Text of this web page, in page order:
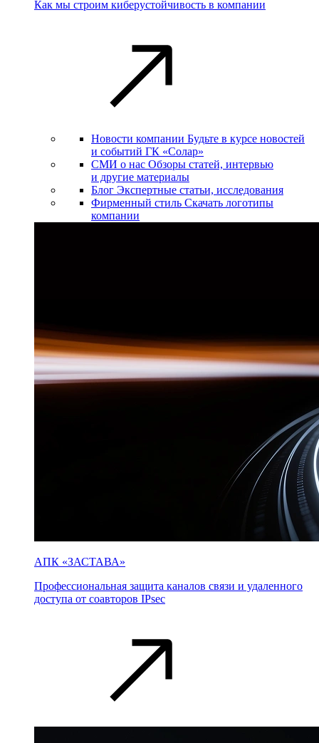
Как мы строим киберустойчивость в компании
Новости компании Будьте в курсе новостей
и событий ГК «Солар»
СМИ о нас Обзоры статей, интервью
и другие материалы
Блог Экспертные статьи, исследования
Фирменный стиль Скачать логотипы
компании
АПК «ЗАСТАВА»
Профессиональная защита каналов связи и удаленного
доступа от соавторов IPsec